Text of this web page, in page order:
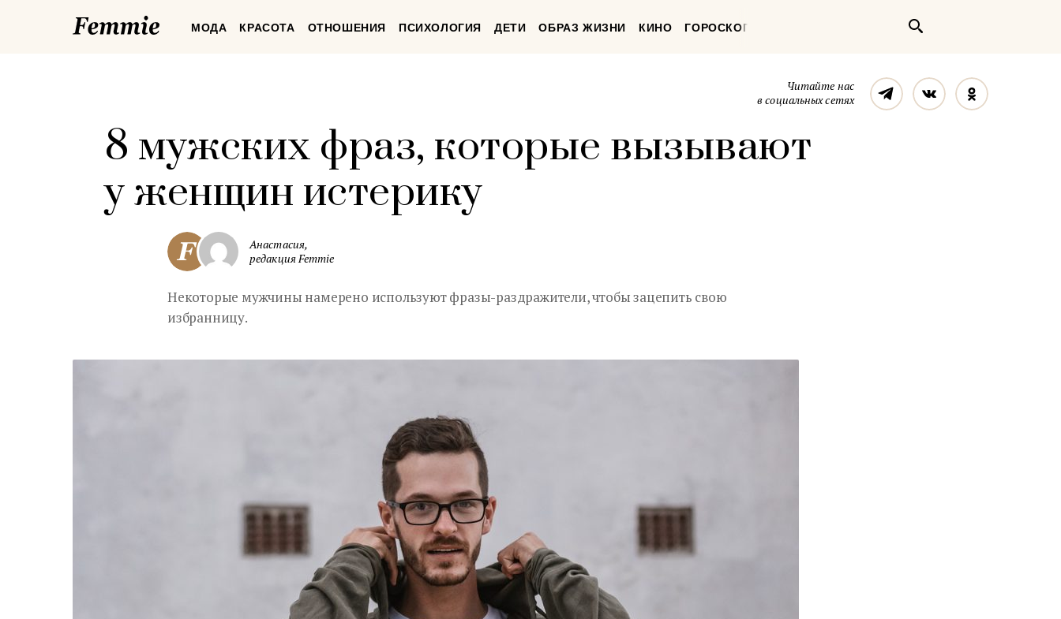
FemmieМОДА КРАСОТА ОТНОШЕНИЯ ПСИХОЛОГИЯ ДЕТИ ОБРАЗ ЖИЗНИ КИНО ГОРОСКОП
Читайте нас
в социальных сетях
ТелеграмВконтакте
8 мужских фраз, которые вызывают
у женщин истерику
Анастасия,
редакция Femmie
Некоторые мужчины намерено используют фразы-раздражители, чтобы зацепить свою
избранницу.